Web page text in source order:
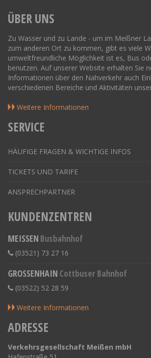
ÜBER UNS
Zu Wasser und zu Lande - um im Meißner
zum anderen Ort zu kommen, gibt es viele
umweltfreundliche Möglichkeit ist es, Bus
benutzen. Auf unserer Website erhalten Sie
Informationen über den Nahverkehr auch
verschiedenen Bereiche und Aktivitäten
Weitere Informationen
SERVICE
HÄUFIGE FRAGEN & WICHTIGE INFOS
TICKETS UND TARIFE
ANSPRECHPARTNER
KUNDENZENTREN
MEISSEN Busbahnhof
(03521) 73 27 16
GROSSENHAIN Cottbuser Bahnhof
(03522) 52 28 59
Weitere Informationen
ADRESSE
Verkehrsgesellschaft Meißen mbH